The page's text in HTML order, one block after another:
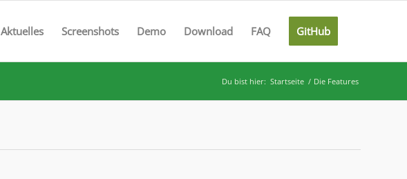
Aktuelles Screenshots Demo Download FAQ GitHub
Du bist hier: Startseite / Die Features